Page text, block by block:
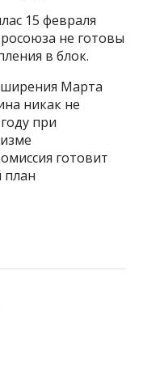
15 февраля
не готовы
в блок.
Марта
никак не
при
готовит
план